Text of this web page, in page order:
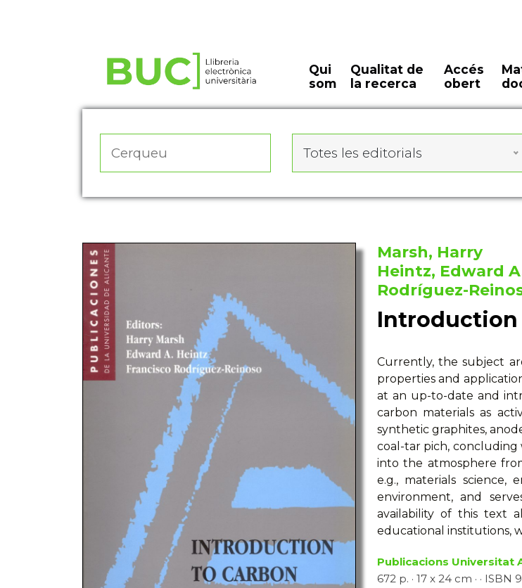
Qui
som
Qualitat de
la recerca
Accés
obert
Totes les editorials
Marsh, Harry
Heintz, Edward
Rodríguez-
Introduction
Currently, the subject
properties and
at an up-to-date and
carbon materials as
synthetic graphites,
coal-tar pich, concluding
into the atmosphere
e.g., materials science,
environment, and
availability of this text
educational institutions,
Publicacions Universitat
672 p. · 17 x 24 cm · ·